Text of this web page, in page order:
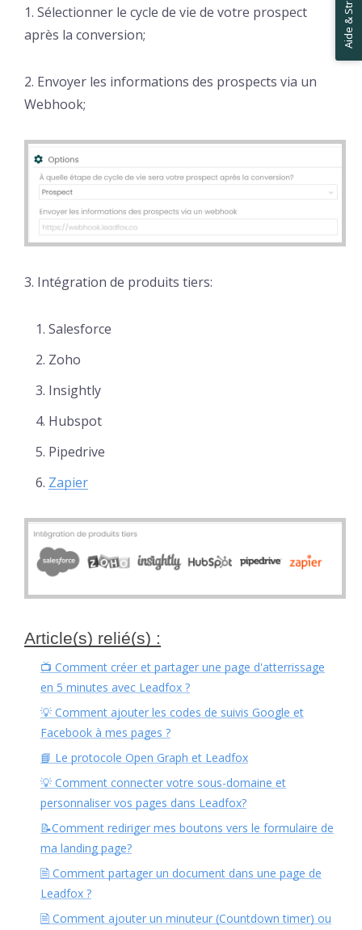
1. Sélectionner le cycle de vie de votre prospect
après la conversion;
2. Envoyer les informations des prospects via un
Webhook;
3. Intégration de produits tiers:
Salesforce
Zoho
Insightly
Hubspot
Pipedrive
Zapier
Article(s) relié(s) :
📺 Comment créer et partager une page d'atterrissage
en 5 minutes avec Leadfox ?
💡 Comment ajouter les codes de suivis Google et
Facebook à mes pages ?
📘 Le protocole Open Graph et Leadfox
💡 Comment connecter votre sous-domaine et
personnaliser vos pages dans Leadfox?
📝Comment rediriger mes boutons vers le formulaire de
ma landing page?
🗎 Comment partager un document dans une page de
Leadfox ?
🗎 Comment ajouter un minuteur (Countdown timer) ou